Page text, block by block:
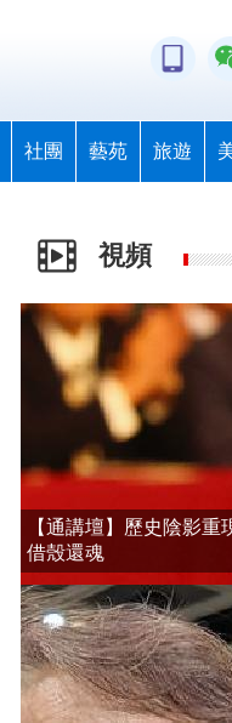
社團 藝苑 旅遊
視頻
【通講壇】歷史陰影重
借殼還魂